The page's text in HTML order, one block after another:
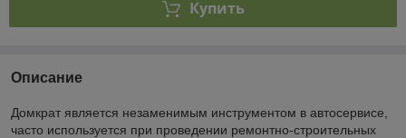
Купить
Описание
Домкрат является незаменимым инструментом в автосервисе,
часто используется при проведении ремонтно-строительных